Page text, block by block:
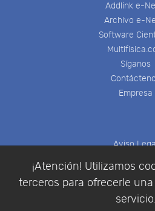
¡Atención! Utilizamos
terceros para ofrecerle
servicio.
Addlink e-
Archivo e-
Software
Síganos
Empresa
Aviso
Política de
Condiciones de
Identificarse